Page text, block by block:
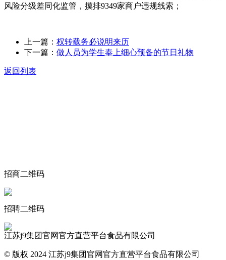
风险分级差同化监管，摸排9349家商户违规线索；
上一篇： 权转载务必说明来历
下一篇： 做人员为学生奉上细心预备的节日礼物
返回列表
招商二维码
招聘二维码
江苏j9集团官网官方直营平台食品有限公司
© 版权 2024 江苏j9集团官网官方直营平台食品有限公司